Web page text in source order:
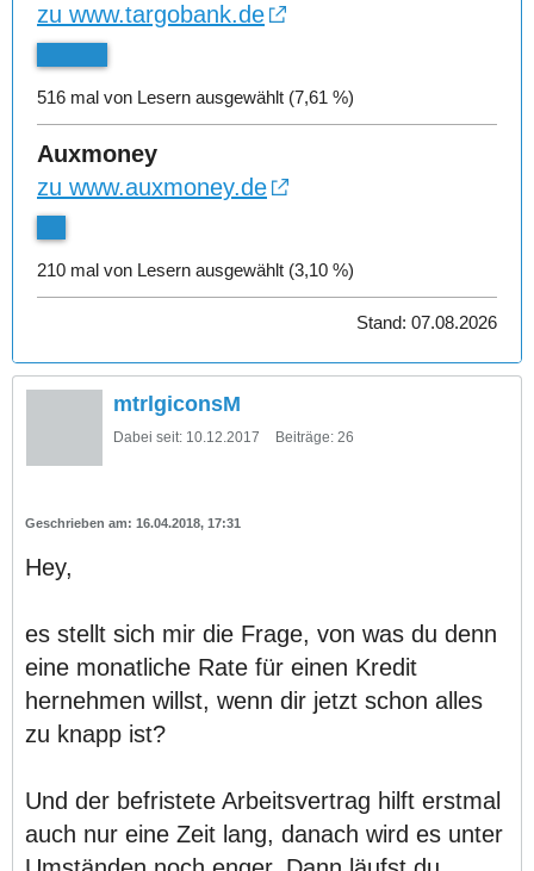
zu www.targobank.de
516 mal von Lesern ausgewählt (7,61 %)
Auxmoney
zu www.auxmoney.de
210 mal von Lesern ausgewählt (3,10 %)
Stand: 07.08.2026
mtrlgiconsM
Dabei seit: 10.12.2017 Beiträge: 26
16.04.2018, 17:31
Hey,
es stellt sich mir die Frage, von was du denn
eine monatliche Rate für einen Kredit
hernehmen willst, wenn dir jetzt schon alles
zu knapp ist?
Und der befristete Arbeitsvertrag hilft erstmal
auch nur eine Zeit lang, danach wird es unter